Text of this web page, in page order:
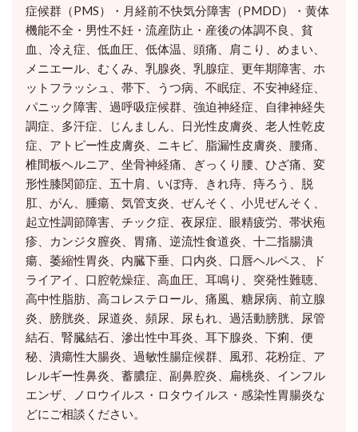
症候群（PMS）・月経前不快気分障害（PMDD）・黄体
機能不全・男性不妊・流産防止・産後の体調不良、貧
血、冷え症、低血圧、低体温、頭痛、肩こり、めまい、
メニエール、むくみ、乳腺炎、乳腺症、更年期障害、ホ
ットフラッシュ、帯下、うつ病、不眠症、不安神経症、
パニック障害、過呼吸症候群、強迫神経症、自律神経失
調症、多汗症、じんましん、日光性皮膚炎、老人性乾皮
症、アトピー性皮膚炎、ニキビ、脂漏性皮膚炎、腰痛、
椎間板ヘルニア、坐骨神経痛、ぎっくり腰、ひざ痛、変
形性膝関節症、五十肩、いぼ痔、きれ痔、痔ろう、脱
肛、がん、腫瘍、気管支炎、ぜんそく、小児ぜんそく、
起立性調節障害、チック症、夜尿症、眼精疲労、帯状疱
疹、カンジタ膣炎、胃痛、逆流性食道炎、十二指腸潰
瘍、萎縮性胃炎、内臓下垂、口内炎、口唇ヘルペス、ド
ライアイ、口腔乾燥症、高血圧、耳鳴り、突発性難聴、
高中性脂肪、高コレステロール、痛風、糖尿病、前立腺
炎、膀胱炎、尿道炎、頻尿、尿もれ、過活動膀胱、尿管
結石、腎臓結石、滲出性中耳炎、耳下腺炎、下痢、便
秘、潰瘍性大腸炎、過敏性腸症候群、風邪、花粉症、ア
レルギー性鼻炎、蓄膿症、副鼻腔炎、扁桃炎、インフル
エンザ、ノロウイルス・ロタウイルス・感染性胃腸炎な
どにご相談ください。